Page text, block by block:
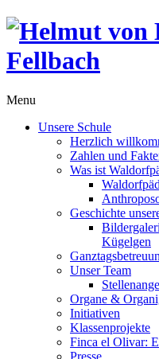
Menu
Unsere Schule
Herzlich
Zahlen und
Was ist
Geschichte
Kügelgen
Unser Team
Organe &
Initiativen
Klassenprojekte
Finca el Olivar:
Presse